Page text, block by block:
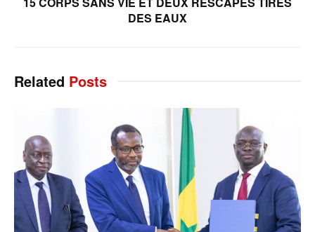
DES EAUX
Related Posts